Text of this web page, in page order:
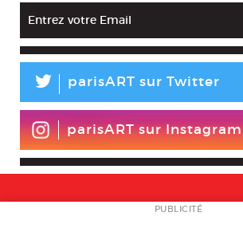
L parisART sur Twitter
parisART sur Instagram
NEWSLETTER
PUBLICITÉ